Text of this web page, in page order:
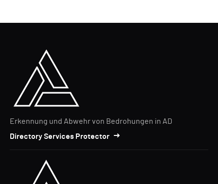
Erkennung und Abwehr von Bedrohungen in AD
Directory Services Protector